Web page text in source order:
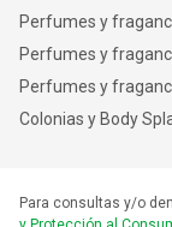
Perfumes y
Perfumes y
Perfumes y
Colonias y Body
Para consultas y/o